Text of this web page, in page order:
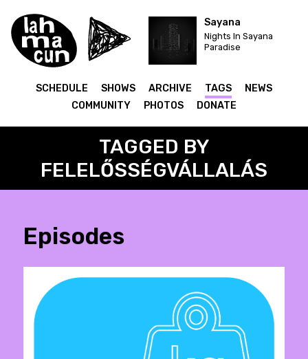
Sayana
Nights In Sayana
Paradise
SCHEDULE SHOWS ARCHIVE TAGS
NEWS
COMMUNITY
PHOTOS DONATE
TAGGED BY
FELELŐSSÉGVÁLLALÁS
Episodes